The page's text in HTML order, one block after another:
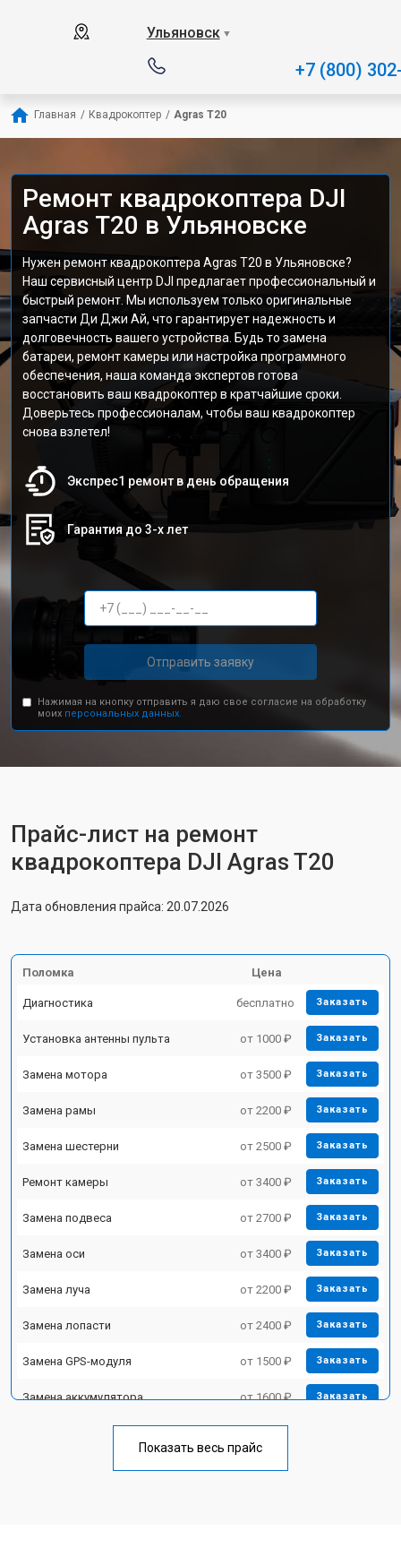
Ульяновск ▼
+7 (800)
Главная / Квадрокоптер / Agras T20
Ремонт квадрокоптера DJI
Agras T20 в Ульяновске
Нужен ремонт квадрокоптера Agras T20 в Ульяновске?
Наш сервисный центр DJI предлагает профессиональный и
быстрый ремонт. Мы используем только оригинальные
запчасти Ди Джи Ай, что гарантирует надежность и
долговечность вашего устройства. Будь то замена
батареи, ремонт камеры или настройка программного
обеспечения, наша команда экспертов готова
восстановить ваш квадрокоптер в кратчайшие сроки.
Доверьтесь профессионалам, чтобы ваш квадрокоптер
снова взлетел!
Экспрес1 ремонт в день обращения
Гарантия до 3-х лет
Отправить заявку
Нажимая на кнопку отправить я даю свое согласие на обработку
моих персональных данных.
Прайс-лист на ремонт
квадрокоптера DJI Agras T20
Дата обновления прайса: 20.07.2026
Поломка Цена
Диагностика бесплатно Заказать
Установка антенны пульта от 1000 ₽ Заказать
Замена мотора от 3500 ₽ Заказать
Замена рамы от 2200 ₽ Заказать
Замена шестерни от 2500 ₽ Заказать
Ремонт камеры от 3400 ₽ Заказать
Замена подвеса от 2700 ₽ Заказать
Замена оси от 3400 ₽ Заказать
Замена луча от 2200 ₽ Заказать
Замена лопасти от 2400 ₽ Заказать
Замена GPS-модуля от 1500 ₽ Заказать
Замена аккумулятора от 1600 ₽ Заказать
от 1800 ₽
Показать весь прайс